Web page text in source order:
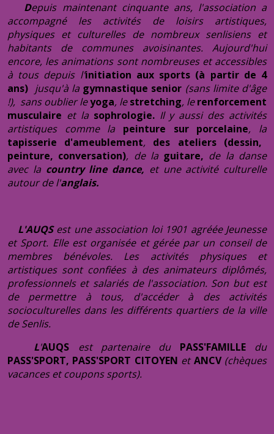
Depuis maintenant cinquante ans, l'association a
accompagné les activités de loisirs artistiques,
physiques et culturelles de nombreux senlisiens et
habitants de communes avoisinantes. Aujourd'hui
encore, les animations sont nombreuses et accessibles
à tous depuis l'initiation aux sports (à partir de 4
ans) jusqu'à la gymnastique senior (sans limite d'âge
!), sans oublier leyoga, lestretching, lerenforcement
musculaire et lasophrologie. Il y aussi des activités
artistiques comme la peinture sur porcelaine, la
tapisserie d'ameublement, des ateliers (dessin,
peinture, conversation), de la guitare, de la danse
avec la country line dance, et une activité culturelle
autour de l'anglais.
L'AUQSest une association loi 1901 agréée Jeunesse
et Sport. Elle est organisée et gérée par un conseil de
membres bénévoles. Les activités physiques et
artistiques sont confiées à des animateurs diplômés,
professionnels et salariés de l'association. Son but est
de permettre à tous, d'accéder à des activités
socioculturelles dans les différents quartiers de la ville
de Senlis.
L'AUQS est partenaire du PASS'FAMILLE du
PASS'SPORT, PASS'SPORT CITOYEN etANCV(chèques
vacances et coupons sports).